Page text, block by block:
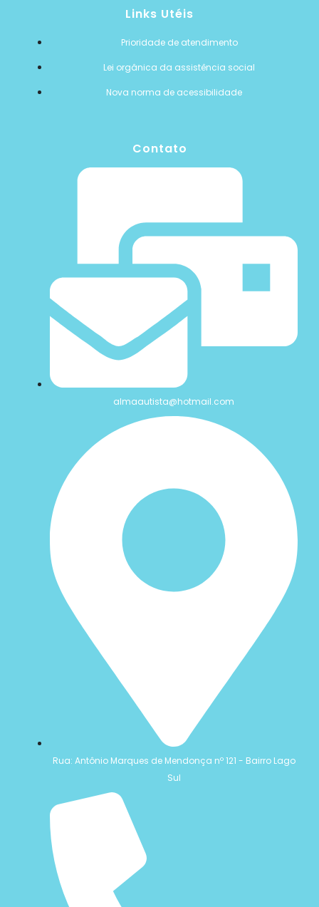
Links Utéis
Prioridade de atendimento
Lei orgânica da assistência social
Nova norma de acessibilidade
Contato
almaautista@hotmail.com
Rua: Antônio Marques de Mendonça nº 121 - Bairro Lago
Sul